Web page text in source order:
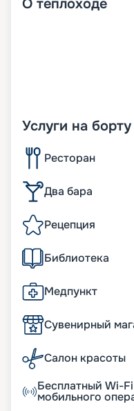
О теплоходе
Услуги на борту
Ресторан
Два бара
Рецепция
Библиотека
Медпункт
Сувенирный
Салон красоты
Бесплатный Wi-
мобильного